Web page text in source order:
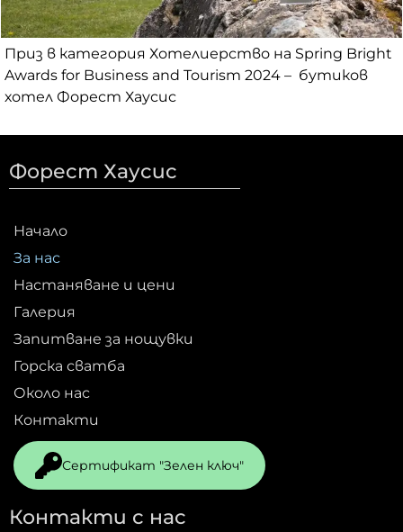
Приз в категория Хотелиерство на Spring Bright
Awards for Business and Tourism 2024 – бутиков
хотел Форест Хаусис
Форест Хаусис
Начало
За нас
Настаняване и цени
Галерия
Запитване за нощувки
Горска сватба
Около нас
Контакти
Сертификат "Зелен ключ"
Контакти с нас